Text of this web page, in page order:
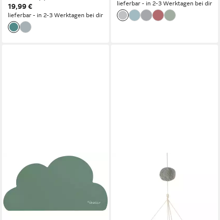
19,99 €
lieferbar - in 2-3 Werktagen bei dir
lieferbar - in 2-3 Werktagen bei dir